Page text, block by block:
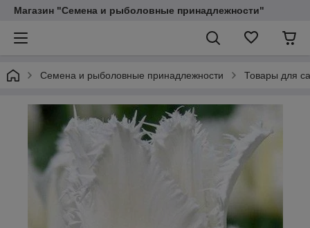
Магазин "Семена и рыболовные принадлежности"
Семена и рыболовные принадлежности Товары для